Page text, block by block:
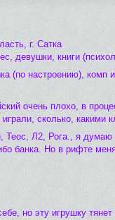
г. Сатка
девушки, книги
(по настроению),
очень плохо, в
играли, сколько, какими
Теос, Л2, Рога., я думаю
банка. Но в рифте
но эту игрушку